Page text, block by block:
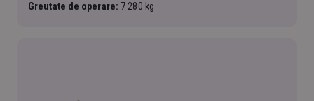
Greutate de operare: 7 280 kg